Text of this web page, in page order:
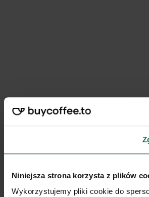
Niniejsza strona korzysta z plików
Wykorzystujemy pliki cookie do